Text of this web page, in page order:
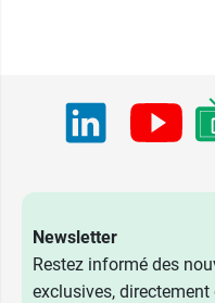
Newsletter
Restez informé des
exclusives,